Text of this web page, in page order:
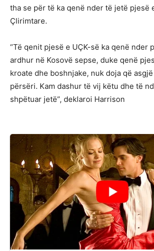
tha se për të ka qenë nder të jetë pjesë
Çlirimtare.
“Të qenit pjesë e UÇK-së ka qenë nder
ardhur në Kosovë sepse, duke qenë
kroate dhe boshnjake, nuk doja që
përsëri. Kam dashur të vij këtu dhe të
shpëtuar jetë”, deklaroi Harrison